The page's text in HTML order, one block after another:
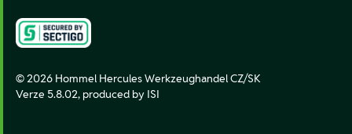
© 2026 Hommel Hercules Werkzeughandel CZ/SK
Verze 5.8.02, produced by ISI